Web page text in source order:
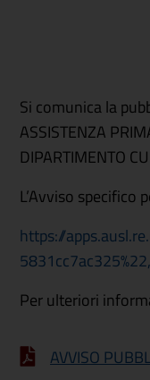
Si comunica la
ASSISTENZA
DIPARTIMENTO
L’Avviso specifico
https://
Per ulteriori
AVVISO